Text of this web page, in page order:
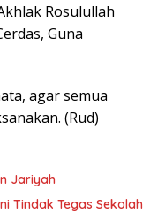
Rosulullah
Guna
agar semua
(Rud)
Jariyah
Tindak Tegas Sekolah